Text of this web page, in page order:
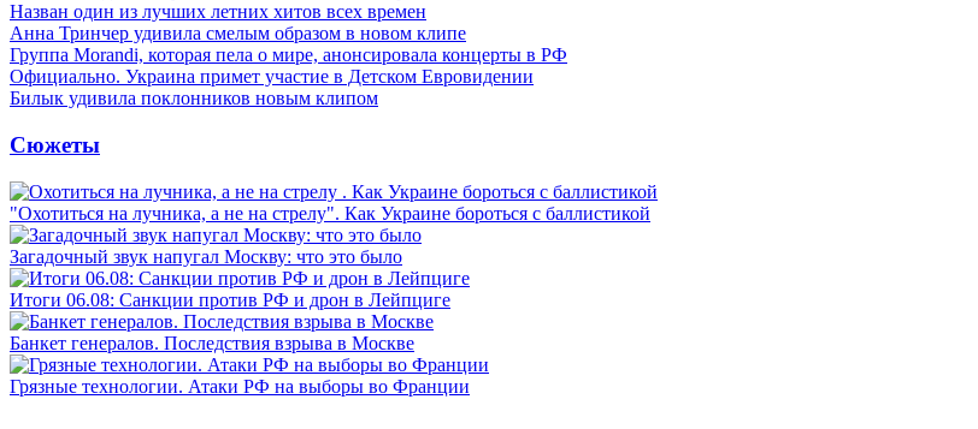
Назван один из лучших летних хитов всех времен
Анна Тринчер удивила смелым образом в новом клипе
Группа Morandi, которая пела о мире, анонсировала концерты в РФ
Официально. Украина примет участие в Детском Евровидении
Билык удивила поклонников новым клипом
Сюжеты
"Охотиться на лучника, а не на стрелу". Как Украине бороться с баллистикой
Загадочный звук напугал Москву: что это было
Итоги 06.08: Санкции против РФ и дрон в Лейпциге
Банкет генералов. Последствия взрыва в Москве
Грязные технологии. Атаки РФ на выборы во Франции